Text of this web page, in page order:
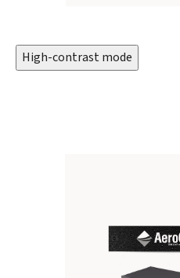
High-contrast mode